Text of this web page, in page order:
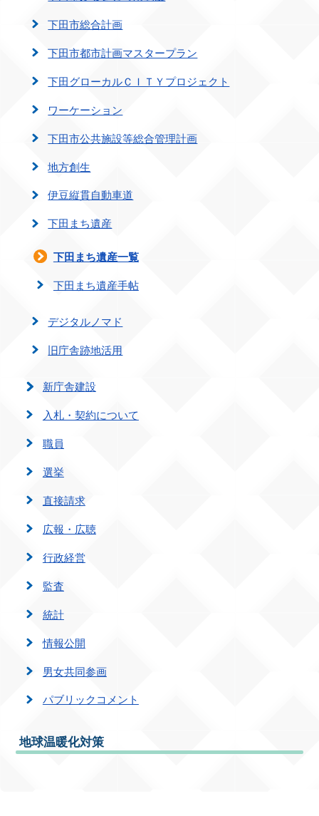
下田市総合計画
下田市都市計画マスタープラン
下田グローカルＣＩＴＹプロジェクト
ワーケーション
下田市公共施設等総合管理計画
地方創生
伊豆縦貫自動車道
下田まち遺産
下田まち遺産一覧
下田まち遺産手帖
デジタルノマド
旧庁舎跡地活用
新庁舎建設
入札・契約について
職員
選挙
直接請求
広報・広聴
行政経営
監査
統計
情報公開
男女共同参画
パブリックコメント
地球温暖化対策